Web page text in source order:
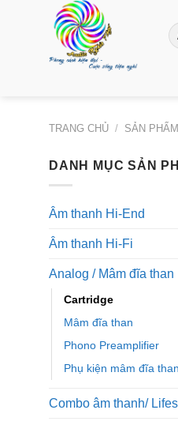
TRANG CHỦ / SẢN PHẨM
DANH MỤC SẢN
Âm thanh Hi-End
Âm thanh Hi-Fi
Analog / Mâm đĩa than
Cartridge
Mâm đĩa than
Phono Preamplifier
Phụ kiện mâm đĩa than
Combo âm thanh/